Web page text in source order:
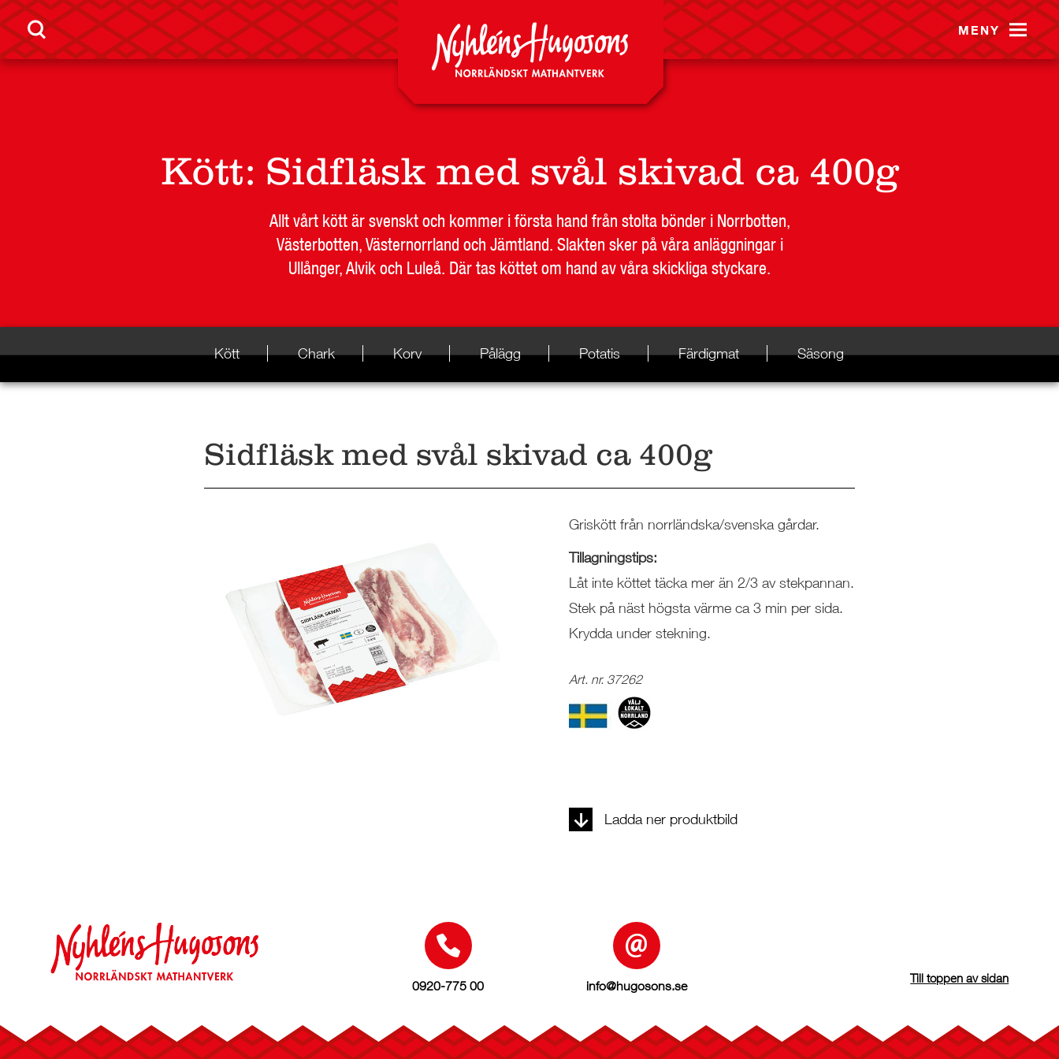
MENY
Nyheter
LEVERANTÖR BUTIKSSIDA RESTAURANG OCH STORHUSHÅLL SKOLA JOBB PRESS KONTAKT
Kött: Sidfläsk med svål skivad ca 400g
Allt vårt kött är svenskt och kommer i första hand från stolta bönder i Norrbotten,
Västerbotten, Västernorrland och Jämtland. Slakten sker på våra anläggningar i
Ullånger, Alvik och Luleå. Där tas köttet om hand av våra skickliga styckare.
Kött Chark Korv Pålägg Potatis Färdigmat Säsong
Sidfläsk med svål skivad ca 400g
Griskött från norrländska/svenska gårdar.
Tillagningstips:
Låt inte köttet täcka mer än 2/3 av stekpannan.
Stek på näst högsta värme ca 3 min per sida.
Krydda under stekning.
Art. nr. 37262
Ladda ner produktbild
0920-775 00 info@hugosons.se
Till toppen av sidan